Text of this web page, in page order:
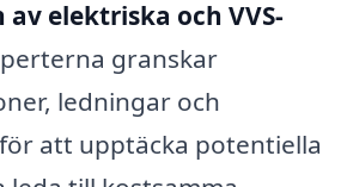
elektriska och VVS-
granskar
ledningar och
att upptäcka potentiella